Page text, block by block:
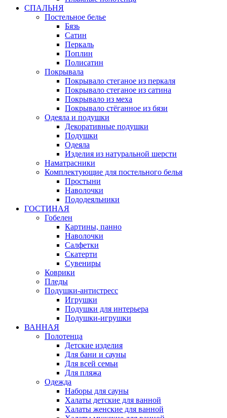
СПАЛЬНЯ
Постельное белье
Бязь
Сатин
Перкаль
Поплин
Полисатин
Покрывала
Покрывало стеганое из перкаля
Покрывало стеганое из сатина
Покрывало из меха
Покрывало стёганное из бязи
Одеяла и подушки
Декоративные подушки
Подушки
Одеяла
Изделия из натуральной шерсти
Наматраcники
Комплектующие для постельного белья
Простыни
Наволочки
Пододеяльники
ГОСТИНАЯ
Гобелен
Картины, панно
Наволочки
Салфетки
Скатерти
Сувениры
Коврики
Пледы
Подушки-антистресс
Игрушки
Подушки для интерьера
Подушки-игрушки
ВАННАЯ
Полотенца
Детские изделия
Для бани и сауны
Для всей семьи
Для пляжа
Одежда
Наборы для сауны
Халаты детские для ванной
Халаты женские для ванной